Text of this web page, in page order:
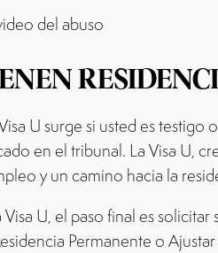
del abuso
U surge si usted es
en el tribunal. La Visa U,
y un camino hacia la
U, el paso final es
Permanente o